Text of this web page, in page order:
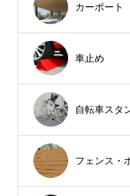
カーポート
車止め
自転車スタ
フェンス・